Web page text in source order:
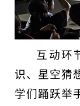
互动环
识、星空猜
学们踊跃举